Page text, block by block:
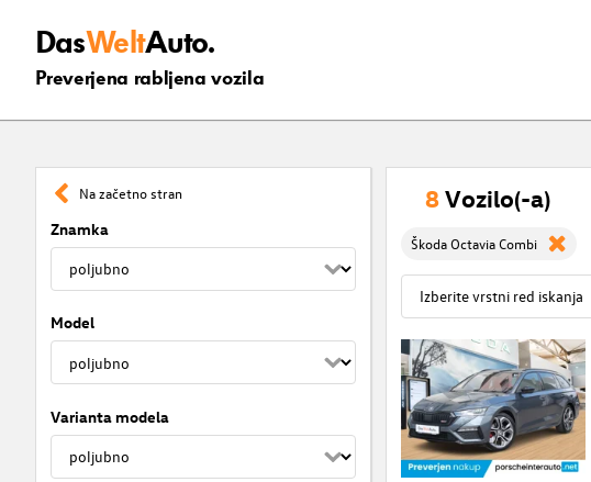
DasWeltAuto.
Preverjena rabljena vozila
Na začetno stran
Znamka
Model
Varianta modela
8Vozilo(-a)
Škoda Octavia Combi